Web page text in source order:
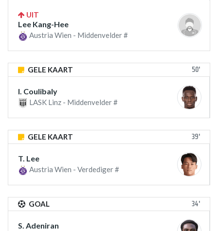
UIT
Lee Kang-Hee
Austria Wien - Middenvelder #
GELE KAART 50'
I. Coulibaly
LASK Linz - Middenvelder #
GELE KAART 39'
T. Lee
Austria Wien - Verdediger #
GOAL 34'
S. Adeniran